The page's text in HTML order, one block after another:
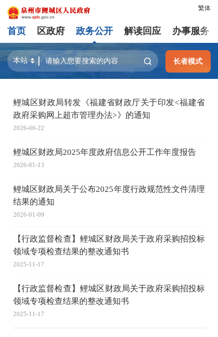
繁体
首页 区政府 政务公开 解读回应 办事服务
长者模式
鲤城区财政局转发《福建省财政厅关于印发<福建省
政府采购网上超市管理办法>》的通知
2026-06-22
鲤城区财政局2025年度政府信息公开工作年度报告
2026-01-13
鲤城区财政局关于公布2025年度行政规范性文件清理
结果的通知
2026-01-09
【行政监督检查】鲤城区财政局关于政府采购招投标
领域专项检查结果的整改通知书
2025-11-17
【行政监督检查】鲤城区财政局关于政府采购招投标
领域专项检查结果的整改通知书
2025-11-17